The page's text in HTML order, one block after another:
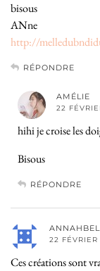
bisous
ANne
http://
RÉPONDRE
AMÉLIE
22
hihi je croise les
Bisous
RÉPONDRE
ANNAHBEL
22
Ces créations sont